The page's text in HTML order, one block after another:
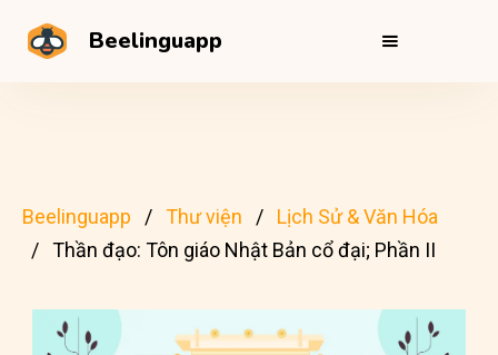
Beelinguapp
Beelinguapp Thư viện
Lịch Sử & Văn Hóa
Thần đạo: Tôn giáo Nhật Bản cổ đại; Phần II